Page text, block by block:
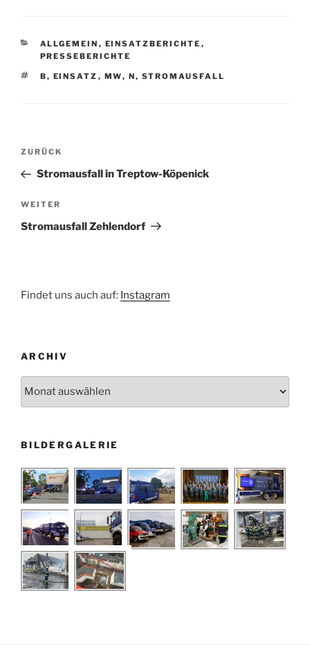
KATEGORIEN
ALLGEMEIN , EINSATZBERICHTE ,
PRESSEBERICHTE
SCHLAGWÖRTER
B, EINSATZ , MW, N, STROMAUSFALL
Beitragsnavigation
Vorheriger
Beitrag
ZURÜCK
Stromausfall in Treptow-Köpenick
Nächster
Beitrag
WEITER
Stromausfall Zehlendorf
Findet uns auch auf: Instagram
ARCHIV
BILDERGALERIE